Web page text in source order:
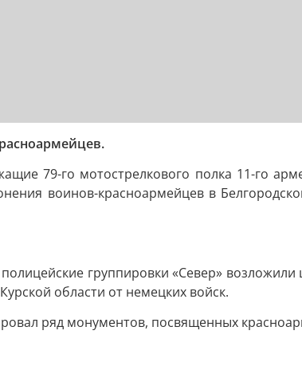
79-го мотострелкового полка 11-го
воинов-красноармейцев в
группировки «Север»
области от немецких войск.
ряд монументов, посвященных